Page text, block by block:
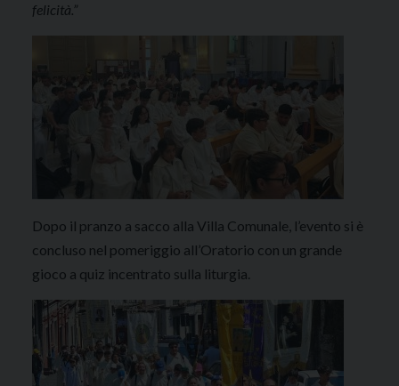
felicità.”
Dopo il pranzo a sacco alla Villa Comunale, l’evento si è
concluso nel pomeriggio all’Oratorio con un grande
gioco a quiz incentrato sulla liturgia.